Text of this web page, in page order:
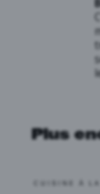
Plus